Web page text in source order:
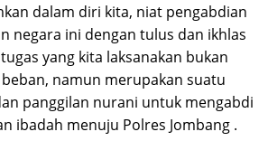
dalam diri kita, niat pengabdian
negara ini dengan tulus dan ikhlas
yang kita laksanakan bukan
namun merupakan suatu
panggilan nurani untuk mengabdi
ibadah menuju Polres Jombang .